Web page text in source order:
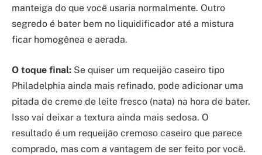
manteiga do que você usaria normalmente. Outro
segredo é bater bem no liquidificador até a mistura
ficar homogênea e aerada.
O toque final: Se quiser um requeijão caseiro tipo
Philadelphia ainda mais refinado, pode adicionar uma
pitada de creme de leite fresco (nata) na hora de bater.
Isso vai deixar a textura ainda mais sedosa. O
resultado é um requeijão cremoso caseiro que parece
comprado, mas com a vantagem de ser feito por você.